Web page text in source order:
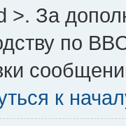
>. За
по
к